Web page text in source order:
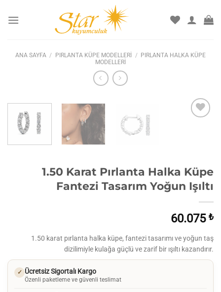
atla
ANA SAYFA / PIRLANTA KÜPE MODELLERI /
PIRLANTA HALKA KÜPE
MODELLERI
1.50 Karat Pırlanta Halka Küpe
Fantezi Tasarım Yoğun Işıltı
60.075 ₺
1.50 karat pırlanta halka küpe, fantezi tasarımı ve yoğun taş
dizilimiyle kulağa güçlü ve zarif bir ışıltı kazandırır.
✓ Ücretsiz Sigortalı Kargo
Özenli paketleme ve güvenli teslimat